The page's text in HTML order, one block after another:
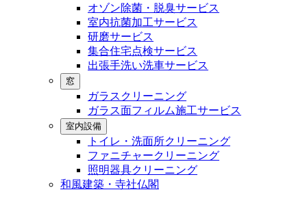
オゾン除菌・脱臭サービス
室内抗菌加工サービス
研磨サービス
集合住宅点検サービス
出張⼿洗い洗⾞サービス
窓
ガラスクリーニング
ガラス⾯フィルム施⼯サービス
室内設備
トイレ・洗⾯所クリーニング
ファニチャークリーニング
照明器具クリーニング
和風建築・寺社仏閣